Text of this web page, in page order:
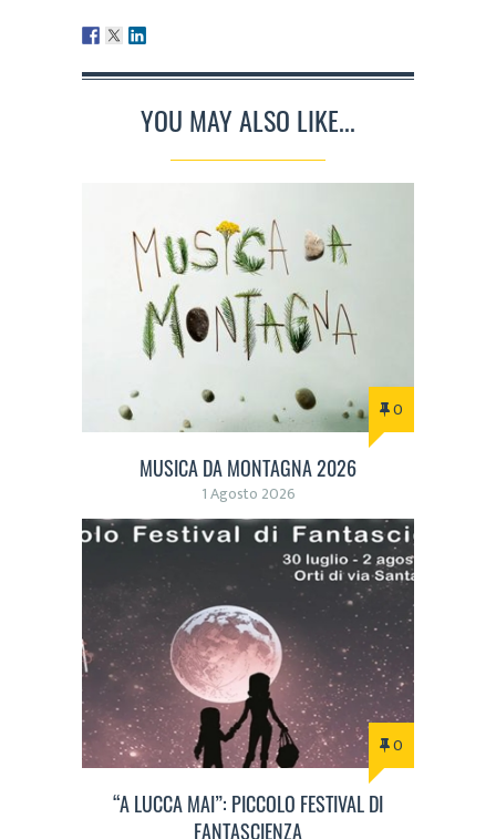
YOU MAY ALSO LIKE...
0
MUSICA DA MONTAGNA 2026
1 Agosto 2026
0
“A LUCCA MAI”: PICCOLO FESTIVAL DI
FANTASCIENZA